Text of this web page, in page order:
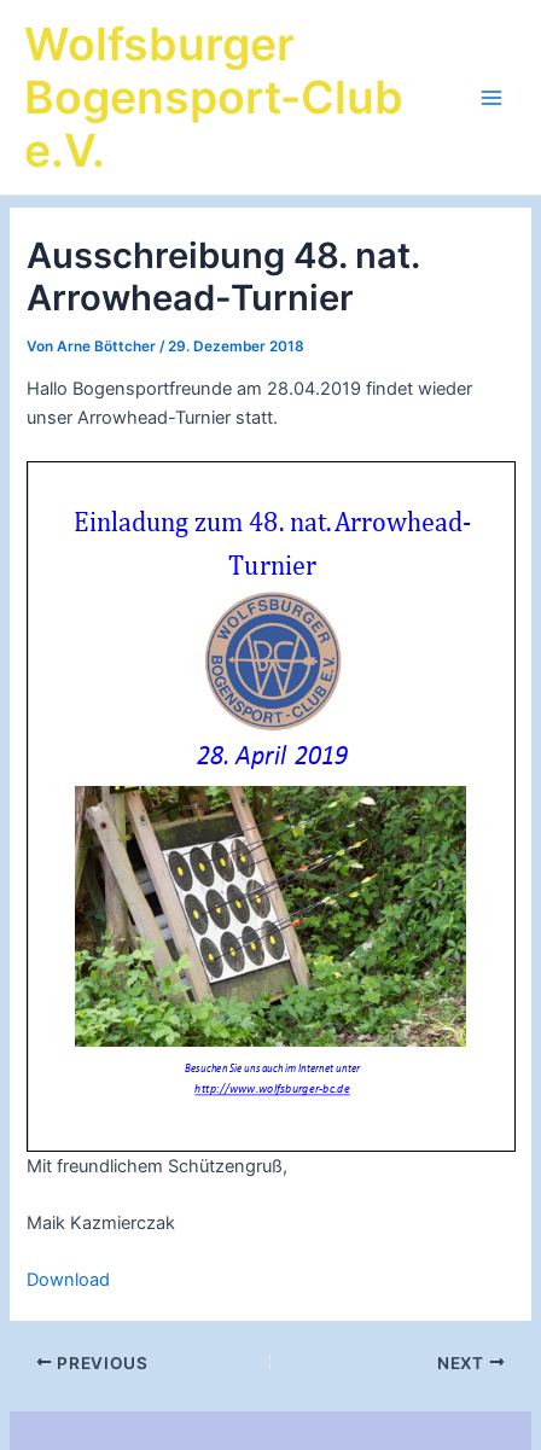
InhaltWolfsburger
Bogensport-Club
e.V.
Ausschreibung 48. nat.
Arrowhead-Turnier
VonArne Böttcher /29. Dezember 2018
Hallo Bogensportfreunde am 28.04.2019 findet wieder
unser Arrowhead-Turnier statt.
Mit freundlichem Schützengruß,
Maik Kazmierczak
Download
Post
PREVIOUS NEXT